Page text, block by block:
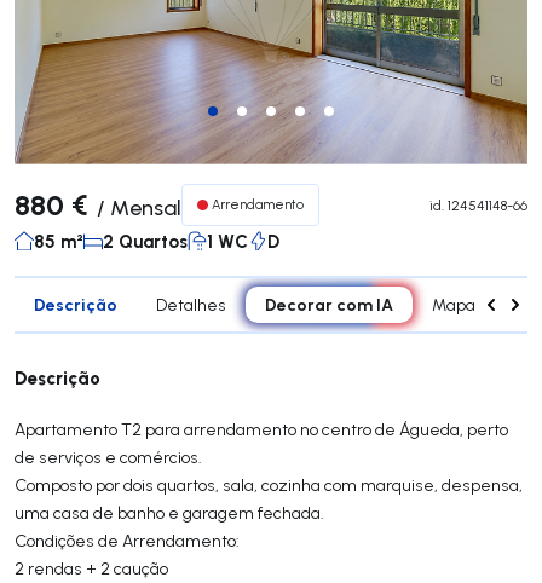
880 € / Mensal Arrendamento id. 124541148-66
85 m² 2 Quartos 1 WC D
Descrição Detalhes Decorar com IA Mapa
Descrição
Apartamento T2 para arrendamento no centro de Águeda, perto
de serviços e comércios.
Composto por dois quartos, sala, cozinha com marquise, despensa,
uma casa de banho e garagem fechada.
Condições de Arrendamento:
2 rendas + 2 caução